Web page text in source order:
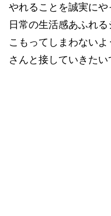
やれることを誠実にや
日常の生活感あふれ
こもってしまわない
さんと接していきたい